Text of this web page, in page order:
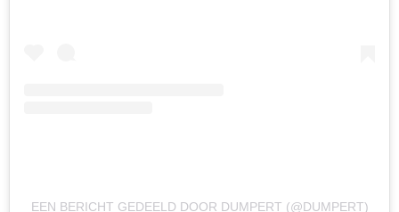
EEN BERICHT GEDEELD DOOR DUMPERT (@DUMPERT)